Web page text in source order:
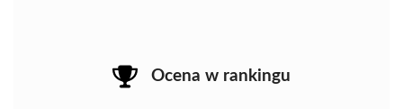
Ocena w rankingu